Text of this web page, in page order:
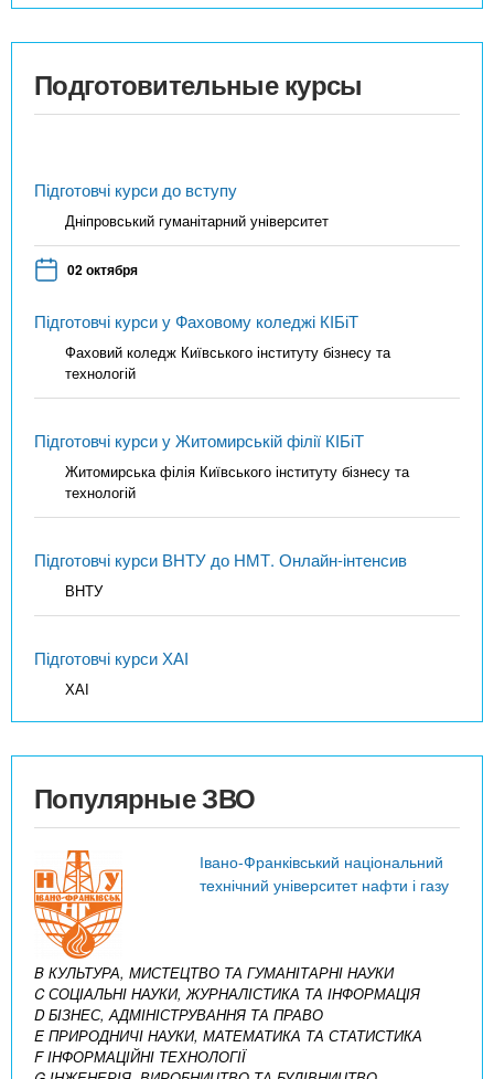
Подготовительные курсы
Підготовчі курси до вступу
Дніпровський гуманітарний університет
02 октября
Підготовчі курси у Фаховому коледжі КІБіТ
Фаховий коледж Київського інституту бізнесу та
технологій
Підготовчі курси у Житомирській філії КІБіТ
Житомирська філія Київського інституту бізнесу та
технологій
Підготовчі курси ВНТУ до НМТ. Онлайн-інтенсив
ВНТУ
Підготовчі курси ХАІ
ХАІ
Популярные ЗВО
Івано-Франківський національний
технічний університет нафти і газу
B КУЛЬТУРА, МИСТЕЦТВО ТА ГУМАНІТАРНІ НАУКИ
C СОЦІАЛЬНІ НАУКИ, ЖУРНАЛІСТИКА ТА ІНФОРМАЦІЯ
D БІЗНЕС, АДМІНІСТРУВАННЯ ТА ПРАВО
E ПРИРОДНИЧІ НАУКИ, МАТЕМАТИКА ТА СТАТИСТИКА
F ІНФОРМАЦІЙНІ ТЕХНОЛОГІЇ